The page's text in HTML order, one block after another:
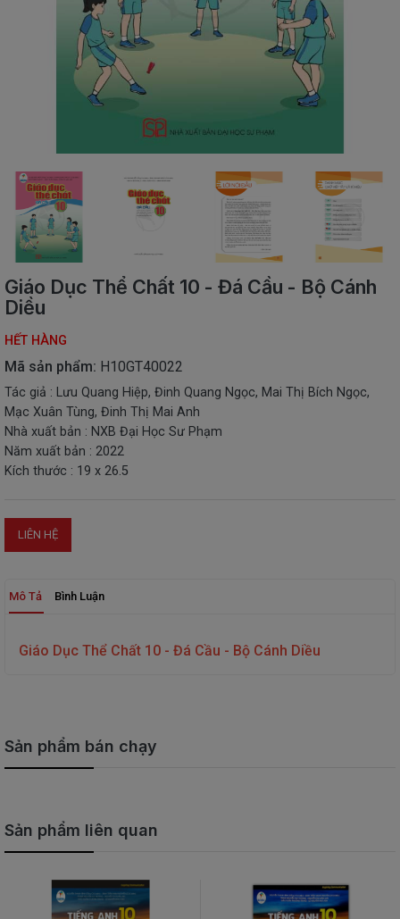
SÁCH
TIẾNG
NGOẠI
NGỮ
VPP
ĐỒ
DÙNG
SINH
TẶNG
-
CHƠI
THIẾT
BỊ
STEM
Giáo Dục Thể Chất 10 - Đá Cầu - Bộ Cánh
Diều
HẾT HÀNG
Mã sản phẩm: H10GT40022
Tác giả : Lưu Quang Hiệp, Đinh Quang Ngọc, Mai Thị Bích Ngọc,
Mạc Xuân Tùng, Đinh Thị Mai Anh
Nhà xuất bản : NXB Đại Học Sư Phạm
Năm xuất bản : 2022
Kích thước : 19 x 26.5
LIÊN HỆ
Mô Tả Bình Luận
Giáo Dục Thể Chất 10 - Đá Cầu - Bộ Cánh Diều
Sản phẩm bán chạy
Sản phẩm liên quan